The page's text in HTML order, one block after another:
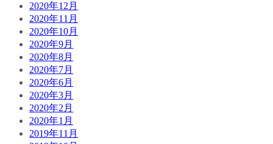
2020年12月
2020年11月
2020年10月
2020年9月
2020年8月
2020年7月
2020年6月
2020年3月
2020年2月
2020年1月
2019年11月